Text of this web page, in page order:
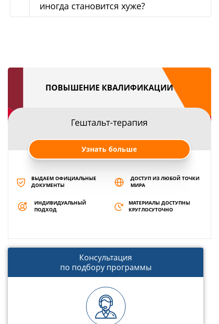
иногда становится хуже?
ПОВЫШЕНИЕ КВАЛИФИКАЦИИ
Гештальт-терапия
Узнать больше
ВЫДАЕМ ОФИЦИАЛЬНЫЕ
ДОКУМЕНТЫ
ДОСТУП ИЗ ЛЮБОЙ ТОЧКИ
МИРА
ИНДИВИДУАЛЬНЫЙ
ПОДХОД
МАТЕРИАЛЫ ДОСТУПНЫ
КРУГЛОСУТОЧНО
Консультация
по подбору программы